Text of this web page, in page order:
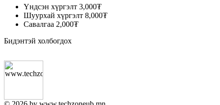
Үндсэн хүргэлт 3,000₮
Шуурхай хүргэлт 8,000₮
Савалгаа 2,000₮
Бидэнтэй холбогдох